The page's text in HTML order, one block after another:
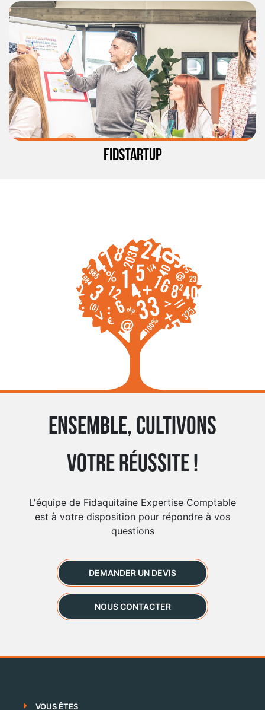
FIDSTARTUP
Ensemble, cultivons
votre réussite !
L'équipe de Fidaquitaine Expertise Comptable
est à votre disposition pour répondre à vos
questions
DEMANDER UN DEVIS
NOUS CONTACTER
VOUS ÊTES